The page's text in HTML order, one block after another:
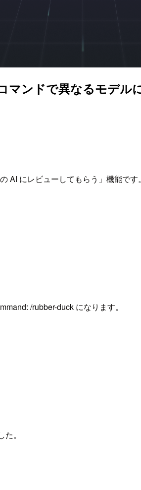
ンドで異なるモデル
AI にレビューしてもらう」機能で
/rubber-duck になります。
。